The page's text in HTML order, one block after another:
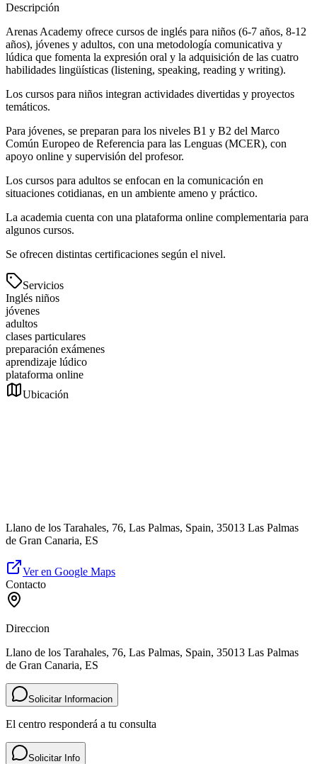
Descripción
Arenas Academy ofrece cursos de inglés para niños (6-7 años, 8-12
años), jóvenes y adultos, con una metodología comunicativa y
lúdica que fomenta la expresión oral y la adquisición de las cuatro
habilidades lingüísticas (listening, speaking, reading y writing).
Los cursos para niños integran actividades divertidas y proyectos
temáticos.
Para jóvenes, se preparan para los niveles B1 y B2 del Marco
Común Europeo de Referencia para las Lenguas (MCER), con
apoyo online y supervisión del profesor.
Los cursos para adultos se enfocan en la comunicación en
situaciones cotidianas, en un ambiente ameno y práctico.
La academia cuenta con una plataforma online complementaria para
algunos cursos.
Se ofrecen distintas certificaciones según el nivel.
Servicios
Inglés niños
jóvenes
adultos
clases particulares
preparación exámenes
aprendizaje lúdico
plataforma online
Ubicación
Llano de los Tarahales, 76, Las Palmas, Spain, 35013 Las Palmas
de Gran Canaria, ES
Ver en Google Maps
Contacto
Direccion
Llano de los Tarahales, 76, Las Palmas, Spain, 35013 Las Palmas
de Gran Canaria, ES
Solicitar Informacion
El centro responderá a tu consulta
Solicitar Info